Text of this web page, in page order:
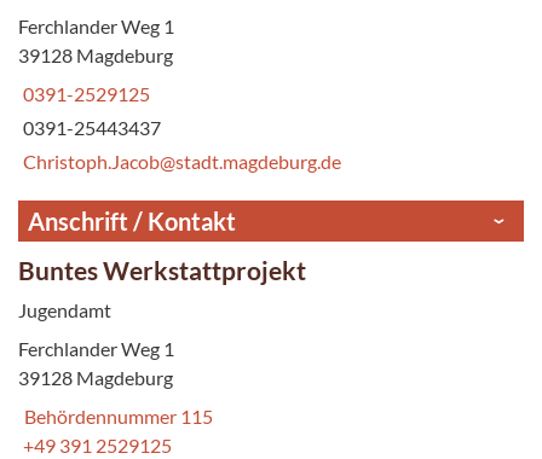
Ferchlander Weg 1
39128 Magdeburg
0391-2529125
0391-25443437
Christoph.Jacob@stadt.magdeburg.de
Anschrift / Kontakt
Buntes Werkstattprojekt
Jugendamt
Ferchlander Weg 1
39128 Magdeburg
Behördennummer 115
+49 391 2529125